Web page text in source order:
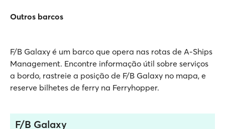
Outros barcos
F/B Galaxy é um barco que opera nas rotas de A-Ships
Management. Encontre informação útil sobre serviços
a bordo, rastreie a posição de F/B Galaxy no mapa, e
reserve bilhetes de ferry na Ferryhopper.
F/B Galaxy